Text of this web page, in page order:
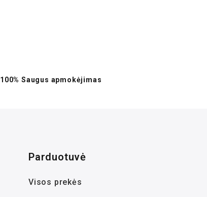
100% Saugus apmokėjimas
Parduotuvė
Visos prekės